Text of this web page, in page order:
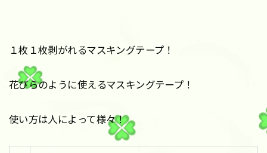
１枚１枚剥がれるマスキングテープ！
花びらのように使えるマスキングテープ！
使い方は人によって様々！